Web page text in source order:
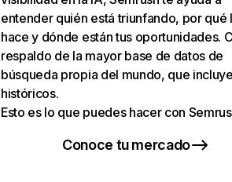
entender quién está triunfando, por qué
hace y dónde están tus oportunidades.
respaldo de la mayor base de datos de
búsqueda propia del mundo, que
históricos.
Esto es lo que puedes hacer con
Conoce tu mercado